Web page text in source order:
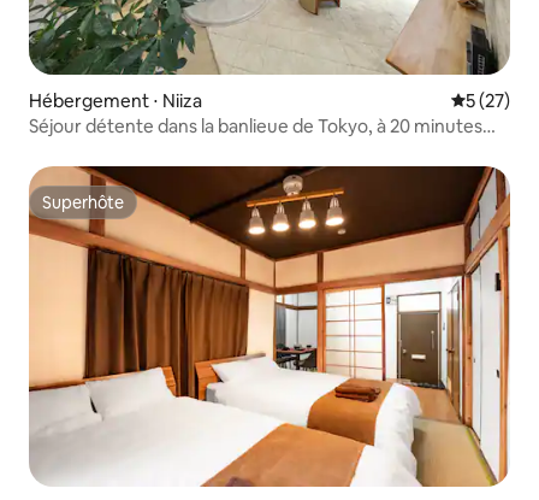
Hébergement ⋅ Niiza
5 (27)
Séjour détente dans la banlieue de Tokyo, à 20 minutes
Superhôte
Superhôte